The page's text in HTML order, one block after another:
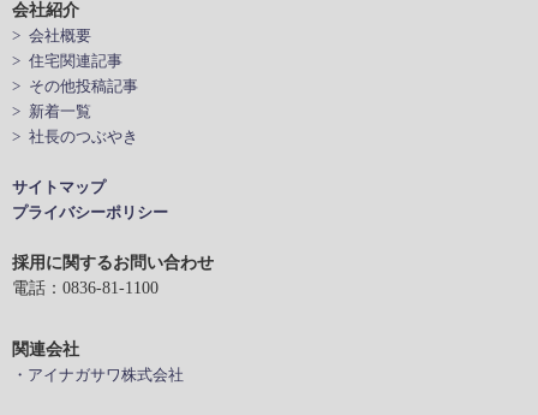
会社紹介
> 会社概要
> 住宅関連記事
> その他投稿記事
> 新着一覧
> 社長のつぶやき
サイトマップ
プライバシーポリシー
採用に関するお問い合わせ
電話：0836-81-1100
関連会社
・アイナガサワ株式会社